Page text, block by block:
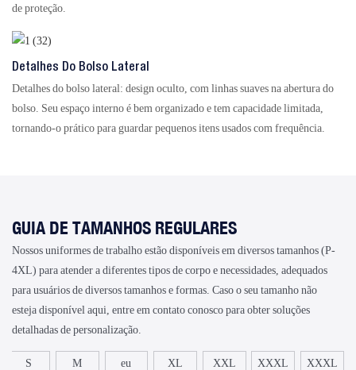
de proteção.
Detalhes Do Bolso Lateral
Detalhes do bolso lateral: design oculto, com linhas suaves na abertura do
bolso. Seu espaço interno é bem organizado e tem capacidade limitada,
tornando-o prático para guardar pequenos itens usados ​​com frequência.
GUIA DE TAMANHOS REGULARES
Nossos uniformes de trabalho estão disponíveis em diversos tamanhos (P-
4XL) para atender a diferentes tipos de corpo e necessidades, adequados
para usuários de diversos tamanhos e formas. Caso o seu tamanho não
esteja disponível aqui, entre em contato conosco para obter soluções
detalhadas de personalização.
S M eu XL XXL XXXL XXXL